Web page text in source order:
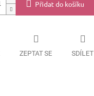
Přidat do košíku
ZEPTAT SE SDÍLET